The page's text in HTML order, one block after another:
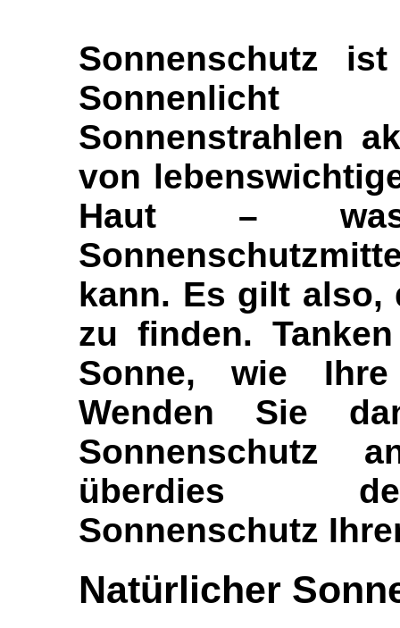
Sonnenschutz
Sonnenlicht
Sonnenstrahlen
von
Haut –
kann. Es gilt also,
zu finden.
Sonne, wie
Wenden Sie
Sonnenschutz
überdies
Sonnenschutz
Natürlicher